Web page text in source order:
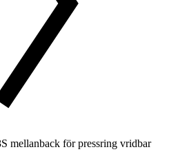
mellanback för pressring vridbar